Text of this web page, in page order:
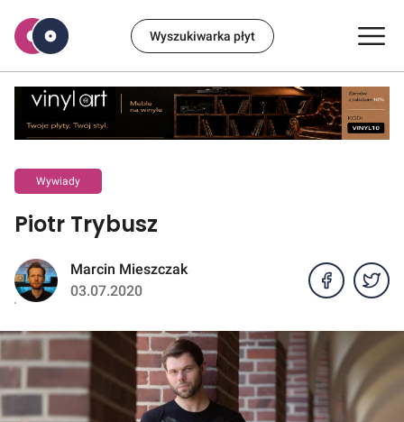
Wyszukiwarka płyt
Wywiady
Piotr Trybusz
Marcin Mieszczak
03.07.2020